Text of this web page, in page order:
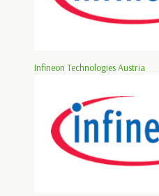
Infineon Technologies Austria